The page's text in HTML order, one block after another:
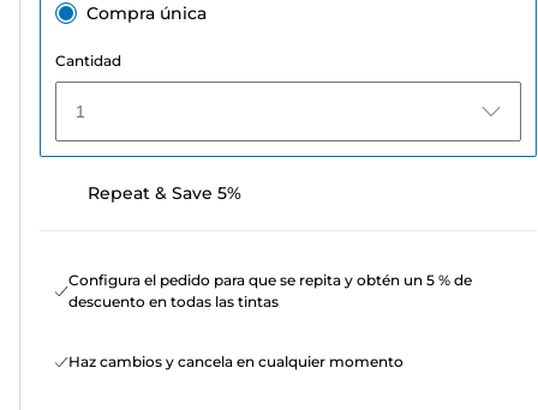
Compra única
Cantidad
1
Repeat & Save 5%
Configura el pedido para que se repita y obtén un 5 % de
descuento en todas las tintas
Haz cambios y cancela en cualquier momento